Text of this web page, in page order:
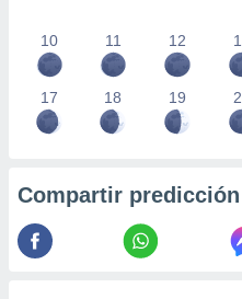
10 11 12
17 18 19
Compartir predicción